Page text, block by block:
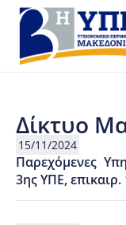
Δίκτυο
15/11/2024
Παρεχόμενες
3ης ΥΠΕ,